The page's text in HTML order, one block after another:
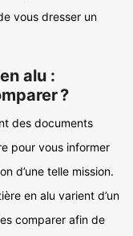
vous dresser un
alu :
?
des documents
pour vous informer
d’une telle mission.
en alu varient d’un
comparer afin de